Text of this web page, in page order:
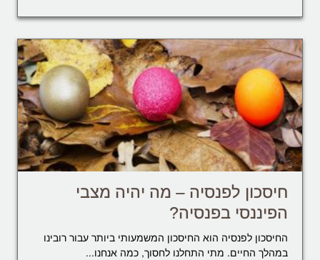
חיסכון לפנסיה – מה יהיה מצבי
הפיננסי בפנסיה?
החיסכון לפנסיה הוא החיסכון המשמעותי ביותר עבור רובינו
במהלך החיים. מתי התחלנו לחסוך, כמה אנחנו...